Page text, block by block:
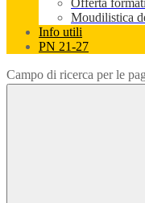
Offerta
Moudilistica
Info utili
PN 21-27
Campo di ricerca per le